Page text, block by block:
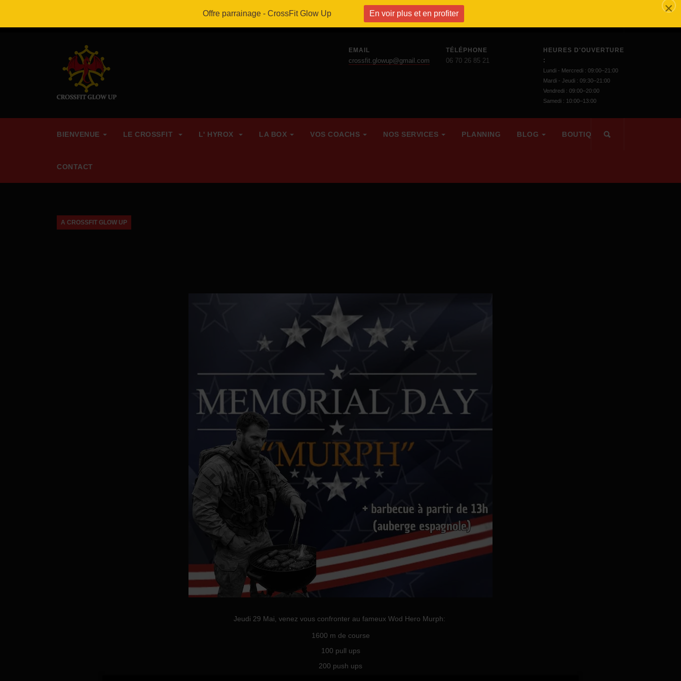
EMAIL
crossfit.glowup@gmail.com
TÉLÉPHONE
06 70 26 85 21
HEURES D'OUVERTURE
:
Lundi - Mercredi : 09:00–21:00
Mardi - Jeudi : 09:30–21:00
Vendredi : 09:00–20:00
Samedi : 10:00–13:00
BIENVENUE LE CROSSFIT L' HYROX LA BOX VOS COACHS NOS SERVICES PLANNING BLOG BOUTIQUE
CONTACT
A CROSSFIT GLOW UP
Jeudi 29 Mai, venez vous confronter au fameux Wod Hero Murph:
1600 m de course
100 pull ups
200 push ups
×
Offre parrainage - CrossFit Glow Up En voir plus et en profiter